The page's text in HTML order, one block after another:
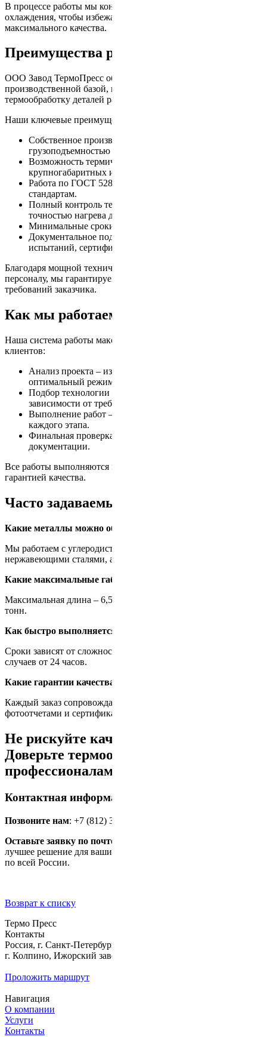
В процессе работы мы контролируем температуру и скорость
охлаждения, чтобы избежать деформации металла и добиться
максимального качества.
Преимущества работы с нами
ООО Завод ТермоПресс обладает уникальной
производственной базой, которая позволяет выполнять
термообработку деталей различного размера и веса.
Наши ключевые преимущества:
Собственное производство с 14 печами
грузоподъемностью до 100 тонн.
Возможность термической обработки
крупногабаритных изделий длиной до 6,5 метров.
Работа по ГОСТ 52857.4-2007 и международным
стандартам.
Полный контроль технологического процесса с
точностью нагрева до 5°C.
Минимальные сроки выполнения заказов – от 24 часов.
Документальное подтверждение качества – протокол
испытаний, сертификаты, фотоотчет.
Благодаря мощной технической базе и квалифицированному
персоналу, мы гарантируем точное соблюдение всех
требований заказчика.
Как мы работаем?
Наша система работы максимально прозрачна и удобна для
клиентов:
Анализ проекта – изучаем чертежи, определяем
оптимальный режим обработки.
Подбор технологии – выбираем метод термообработки в
зависимости от требований к прочности.
Выполнение работ – строго по технологии, с контролем
каждого этапа.
Финальная проверка – контроль качества, оформление
документации.
Все работы выполняются в заявленный срок, без задержек и с
гарантией качества.
Часто задаваемые вопросы
Какие металлы можно обрабатывать?
Мы работаем с углеродистыми, легированными и
нержавеющими сталями, а также титаном и его сплавами.
Какие максимальные габариты изделий?
Максимальная длина – 6,5 метров, максимальный вес – 100
тонн.
Как быстро выполняется заказ?
Сроки зависят от сложности работы, но в большинстве
случаев от 24 часов.
Какие гарантии качества?
Каждый заказ сопровождается протоколами испытаний,
фотоотчетами и сертификатами соответствия.
Не рискуйте качеством своих изделий!
Доверьте термообработку
профессионалам
Контактная информация
Позвоните нам: +7 (812) 322-89-80
Оставьте заявку по почте
лучшее решение для ваших задач. Работаем с предприятиями
по всей России.
Возврат к списку
Термо Пресс
Контакты
Россия, г. Санкт-Петербург,
г. Колпино, Ижорский завод, д. б/н
Проложить маршрут
Навигация
О компании
Услуги
Контакты